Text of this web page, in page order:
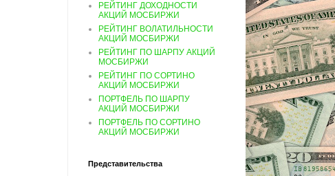
РЕЙТИНГ ДОХОДНОСТИ
АКЦИЙ МОСБИРЖИ
РЕЙТИНГ ВОЛАТИЛЬНОСТИ
АКЦИЙ МОСБИРЖИ
РЕЙТИНГ ПО ШАРПУ АКЦИЙ
МОСБИРЖИ
РЕЙТИНГ ПО СОРТИНО
АКЦИЙ МОСБИРЖИ
ПОРТФЕЛЬ ПО ШАРПУ
АКЦИЙ МОСБИРЖИ
ПОРТФЕЛЬ ПО СОРТИНО
АКЦИЙ МОСБИРЖИ
Представительства